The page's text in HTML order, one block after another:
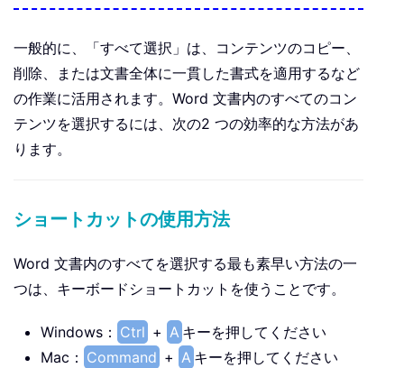
一般的に、「すべて選択」は、コンテンツのコピー、
削除、または文書全体に一貫した書式を適用するなど
の作業に活用されます。Word 文書内のすべてのコン
テンツを選択するには、次の2 つの効率的な方法があ
ります。
ショートカットの使用方法
Word 文書内のすべてを選択する最も素早い方法の一
つは、キーボードショートカットを使うことです。
Windows： Ctrl + A キーを押してください
Mac： Command + A キーを押してください